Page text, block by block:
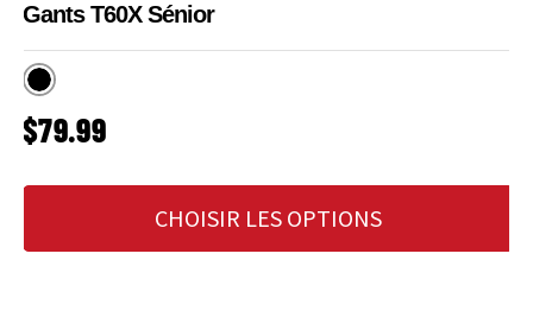
Gants T60X Sénior
Noir
PRIX HABITUEL
$79.99
CHOISIR LES OPTIONS